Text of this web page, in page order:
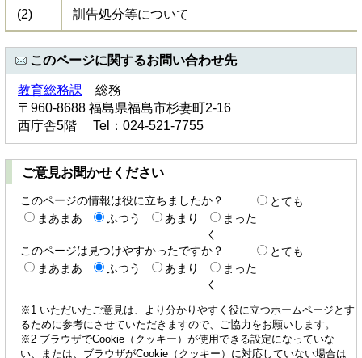
(2) 訓告処分等について
このページに関するお問い合わせ先
教育総務課 総務
〒960-8688 福島県福島市杉妻町2-16
西庁舎5階 Tel：024-521-7755
ご意見お聞かせください
このページの情報は役に立ちましたか？
とても
まあまあ
ふつう あまり
まった
く
このページは見つけやすかったですか？
とても
まあまあ
ふつう あまり
まった
く
※1 いただいたご意見は、より分かりやすく役に立つホームページとす
るために参考にさせていただきますので、ご協力をお願いします。
※2 ブラウザでCookie（クッキー）が使用できる設定になっていな
い、または、ブラウザがCookie（クッキー）に対応していない場合は